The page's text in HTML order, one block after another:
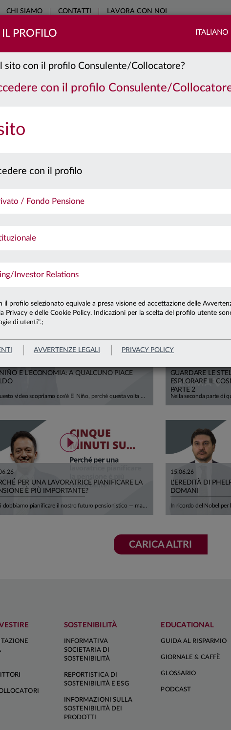
PROFILO ITALIANO
sito con il profilo Consulente/Collocatore?
con il profilo Consulente/
con il profilo
/ Fondo Pensione
Investor Relations
il profilo selezionato equivale a presa visione ed accettazione delle
Privacy e delle Cookie Policy. Indicazioni per la scelta del profilo utente
di utenti".;
AVVERTENZE LEGALI PRIVACY POLICY
CHI SIAMO CONTATTI LAVORA CON NOI
E L’ECONOMIA: A QUALCUNO PIACE
In questo video scopriamo cos'è El Niño, perché questa volta potrebbe colpire anche il nostro continente e — soprattutto — quanto ci costa davvero il cambiamento climatico. Negli ultimi 50 anni gli eventi climatici estremi sono quintuplicati. L'Europa ha già perso oltre 500 miliardi di euro in un decennio, e la BCE stima che entro il 2050 i danni potrebbero erodere il 6% del PIL europeo. Per l'Italia, si parla di 150-200 miliardi di euro bruciati. El Niño durerà qualche mese. Il clima che stiamo costruendo, invece, durerà generazioni. Ci spiega tutto Mario Noera, Senior Climate Advisor di Anima.
GUARDARE LE
ESPLORARE IL
PARTE 2
PER UNA LAVORATRICE PIANIFICARE LA
È PIÙ IMPORTANTE?
Tutti dobbiamo pianificare il nostro futuro pensionistico — ma per le lavoratrici ci sono cinque motivi in più per farlo con urgenza. In questo episodio Andrea Carbone di Smileconomy li analizza uno per uno, con dati concreti e una prospettiva che riguarda milioni di donne in Italia. Le retribuzioni femminili sono in media il 22% più basse di quelle maschili, anche a causa di maternità, part-time e carriere discontinue. Nel sistema contributivo, guadagnare meno significa versare meno contributi: le neo-pensionate del 2024 hanno ricevuto assegni inferiori del 29% rispetto ai neo-pensionati. A questo si aggiunge un'attesa di vita di quasi 3 anni superiore a quella maschile a 65 anni: più tempo da coprire, con meno risorse disponibili. Ma non finisce qui. Vivere più a lungo espone a una maggiore probabilità di non autosufficienza — dopo i 75 anni una donna su due ha limitazioni nelle attività quotidiane — e, dato che le spose sono mediamente più giovani degli sposi di circa 3 anni, c'è una concreta probabilità di affrontare in media 6 anni di longevità da sola, senza il supporto del partner. Cinque ragioni per cui pianificare una rendita integrativa — attraverso i fondi pensione — e riflettere per tempo sui propri bisogni sanitari e assistenziali non è un'opzione, ma una priorità.
15.06.26
L'EREDITÀ DI
DOMANI
CARICA ALTRI
SOSTENIBILITÀ
INFORMATIVA
SOCIETARIA DI
SOSTENIBILITÀ
REPORTISTICA DI
SOSTENIBILITÀ E ESG
INFORMAZIONI SULLA
SOSTENIBILITÀ DEI
PRODOTTI
EDUCATIONAL
GUIDA AL RISPARMIO
GIORNALE & CAFFÈ
GLOSSARIO
PODCAST